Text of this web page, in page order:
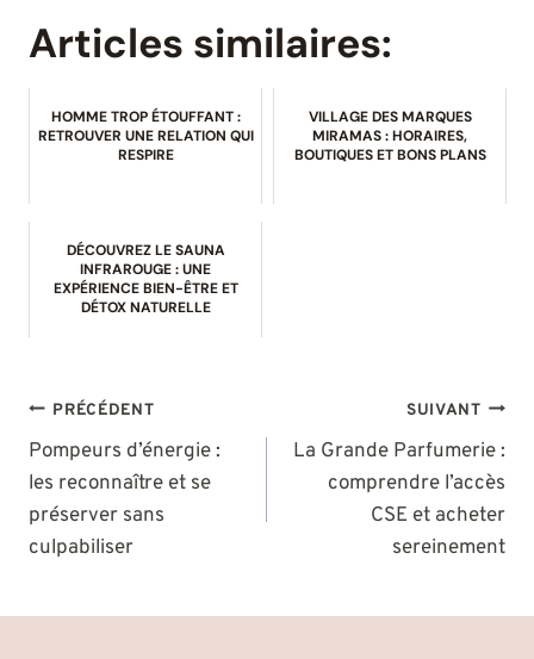
Articles similaires:
HOMME TROP ÉTOUFFANT :
RETROUVER UNE RELATION QUI
RESPIRE
VILLAGE DES MARQUES
MIRAMAS : HORAIRES,
BOUTIQUES ET BONS PLANS
DÉCOUVREZ LE SAUNA
INFRAROUGE : UNE
EXPÉRIENCE BIEN-ÊTRE ET
DÉTOX NATURELLE
NAVIGATION
DE
L’ARTICLE
PRÉCÉDENT
Pompeurs d’énergie :
les reconnaître et se
préserver sans
culpabiliser
SUIVANT
La Grande Parfumerie :
comprendre l’accès
CSE et acheter
sereinement